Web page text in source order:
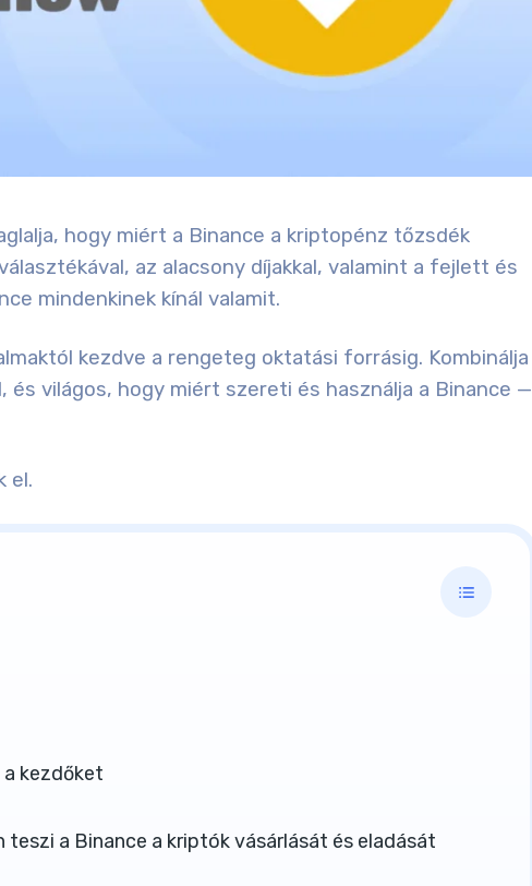
hogy miért a Binance a kriptopénz tőzsdék
az alacsony díjakkal, valamint a fejlett és
mindenkinek kínál valamit.
kezdve a rengeteg oktatási forrásig. Kombinálja
világos, hogy miért szereti és használja a Binance —
el.
kezdőket
teszi a Binance a kriptók vásárlását és eladását